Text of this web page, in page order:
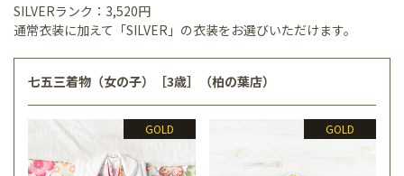
SILVERランク：3,520円
通常衣装に加えて「SILVER」の衣装をお選びいただけます。
七五三着物（女の子）［3歳］（柏の葉店）
GOLD GOLD